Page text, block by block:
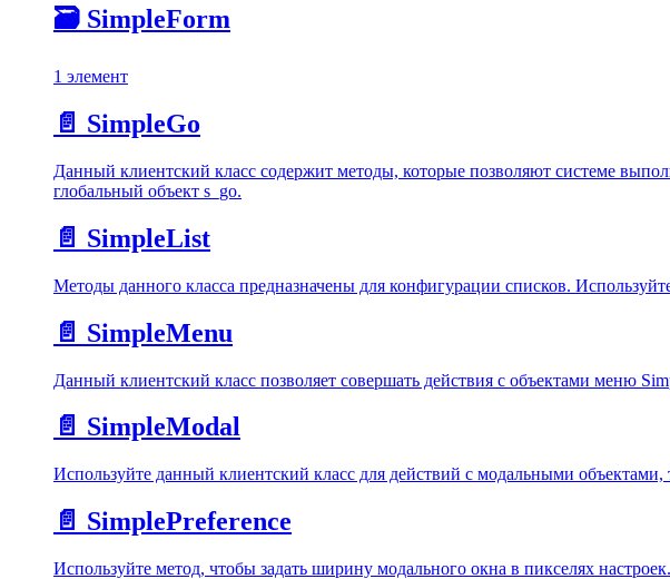
🗃️ SimpleForm
1 элемент
📄️ SimpleGo
Данный клиентский класс содержит методы, которые позволяют системе
глобальный объект s_go.
📄️ SimpleList
Методы данного класса предназначены для конфигурации списков.
📄️ SimpleMenu
Данный клиентский класс позволяет совершать действия с объектами меню
📄️ SimpleModal
Используйте данный клиентский класс для действий с модальными
📄️ SimplePreference
Используйте метод, чтобы задать ширину модального окна в пикселях